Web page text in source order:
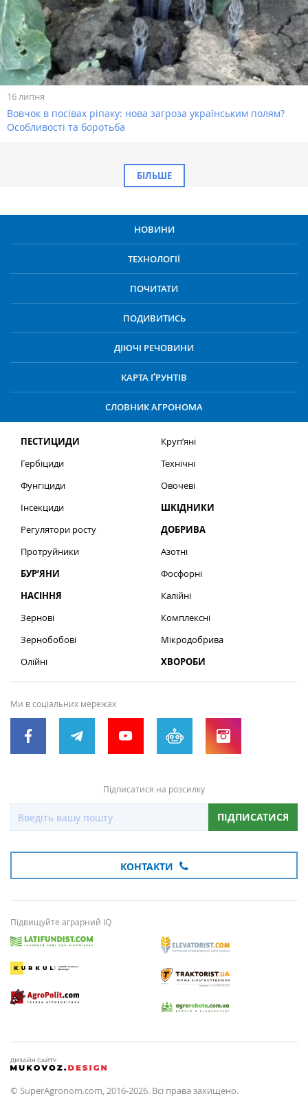
16 липня
Вовчок в посівах ріпаку: нова загроза українським полям?
Особливості та боротьба
БІЛЬШЕ
НОВИНИ
ТЕХНОЛОГІЇ
ПОЧИТАТИ
ПОДИВИТИСЬ
ДІЮЧІ РЕЧОВИНИ
КАРТА ҐРУНТІВ
СЛОВНИК АГРОНОМА
ПЕСТИЦИДИ
Гербіциди
Фунгіциди
Інсекциди
Регулятори росту
Протруйники
БУР’ЯНИ
НАСІННЯ
Зернові
Зернобобові
Олійні
Круп’яні
Технічні
Овочеві
ШКІДНИКИ
ДОБРИВА
Азотні
Фосфорні
Калійні
Комплексні
Мікродобрива
ХВОРОБИ
Ми в соціальних мережах
Підписатися на розсилку
ПІДПИСАТИСЯ
КОНТАКТИ
Підвищуйте аграрний IQ
© SuperAgronom.com, 2016-2026. Всі права захищено.